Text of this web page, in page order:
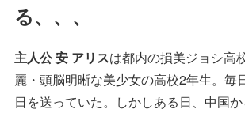
る、、、
主人公 安 アリスは都内の損美ジョシ高
麗・頭脳明晰な美少女の高校2年生。毎
日を送っていた。しかしある日、中国